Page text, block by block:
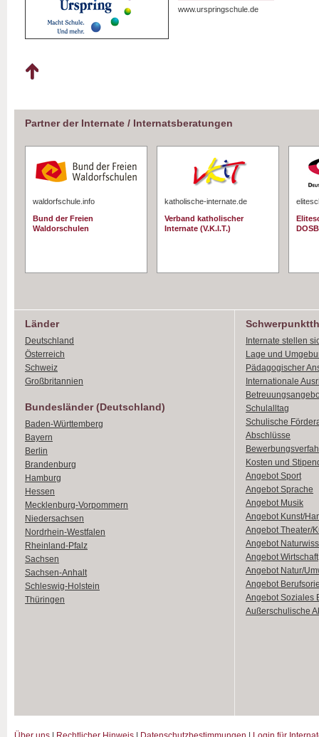
www.urspringschule.de
Partner der Internate / Internatsberatungen
waldorfschule.info
Bund der Freien
Waldorschulen
katholische-internate.de
Verband katholischer
Internate (V.K.I.T.)
DOSB
Länder
Deutschland
Österreich
Schweiz
Großbritannien
Bundesländer (Deutschland)
Baden-Württemberg
Bayern
Berlin
Brandenburg
Hamburg
Hessen
Mecklenburg-Vorpommern
Niedersachsen
Nordrhein-Westfalen
Rheinland-Pfalz
Sachsen
Sachsen-Anhalt
Schleswig-Holstein
Thüringen
Internate stellen
Lage und
Pädagogischer
Internationale
Schulalltag
Schulische
Abschlüsse
Kosten und
Angebot Sport
Angebot Sprache
Angebot Musik
Angebot Kunst/
Angebot Theater/
Angebot
Angebot Wirtschaft
Angebot Natur/
Angebot
Angebot Soziales
Außerschulische